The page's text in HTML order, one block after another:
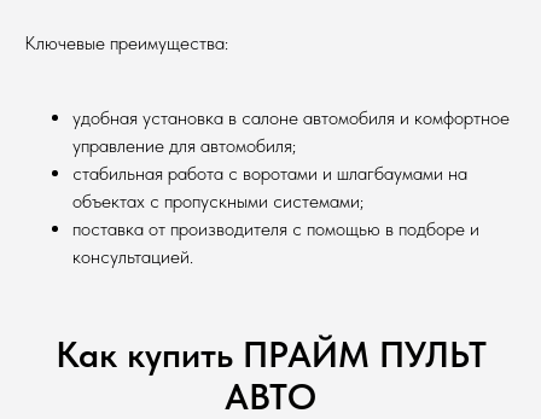
Ключевые преимущества:
удобная установка в салоне автомобиля и комфортное
управление для автомобиля;
стабильная работа с воротами и шлагбаумами на
объектах с пропускными системами;
поставка от производителя с помощью в подборе и
консультацией.
Как купить ПРАЙМ ПУЛЬТ
АВТО